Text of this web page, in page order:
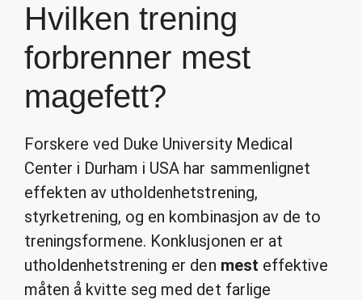
Hvilken trening
forbrenner mest
magefett?
Forskere ved Duke University Medical
Center i Durham i USA har sammenlignet
effekten av utholdenhetstrening,
styrketrening, og en kombinasjon av de to
treningsformene. Konklusjonen er at
utholdenhetstrening er den mest effektive
måten å kvitte seg med det farlige